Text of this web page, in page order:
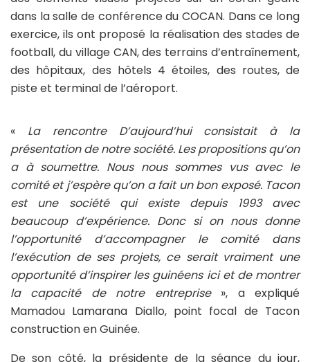
dans la salle de conférence du COCAN. Dans ce long
exercice, ils ont proposé la réalisation des stades de
football, du village CAN, des terrains d’entraînement,
des hôpitaux, des hôtels 4 étoiles, des routes, de
piste et terminal de l’aéroport.
« La rencontre D’aujourd’hui consistait à la
présentation de notre société. Les propositions qu’on
a à soumettre. Nous nous sommes vus avec le
comité et j’espère qu’on a fait un bon exposé. Tacon
est une société qui existe depuis 1993 avec
beaucoup d’expérience. Donc si on nous donne
l’opportunité d’accompagner le comité dans
l’exécution de ses projets, ce serait vraiment une
opportunité d’inspirer les guinéens ici et de montrer
la capacité de notre entreprise», a expliqué
Mamadou Lamarana Diallo, point focal de Tacon
construction en Guinée.
De son côté, la présidente de la séance du jour,